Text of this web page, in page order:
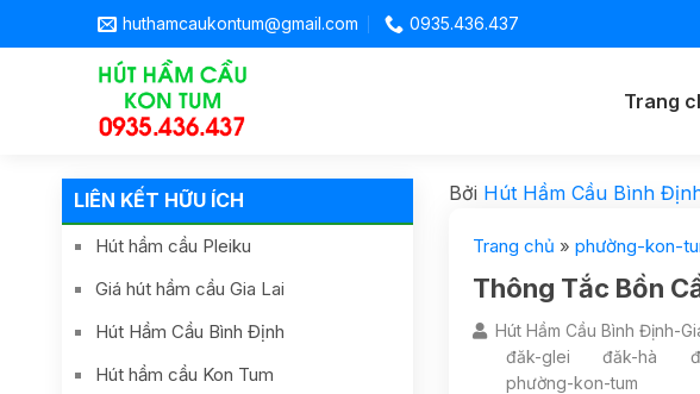
huthamcaukontum@gmail.com 0935.436.437
Trang
LIÊN KẾT HỮU ÍCH
Hút hầm cầu Pleiku
Giá hút hầm cầu Gia Lai
Hút Hầm Cầu Bình Định
Hút hầm cầu Kon Tum
Bởi Hút Hầm Cầu Bình
Trang chủ » phường-kon-
Thông Tắc Bồn
Hút Hầm Cầu Bình Định-
đăk-glei
đăk-hà
phường-kon-tum